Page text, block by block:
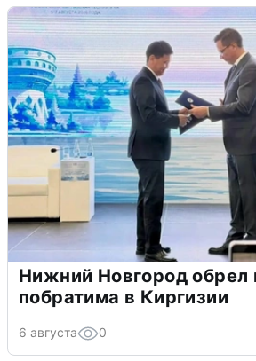
Нижний Новгород обрел
побратима в Киргизии
6 августа 0